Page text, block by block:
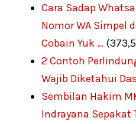
Cara Sadap
Nomor WA Simpel
Cobain Yuk …
2 Contoh
Wajib Diketahui
Sembilan Hakim
Indrayana Sepakat